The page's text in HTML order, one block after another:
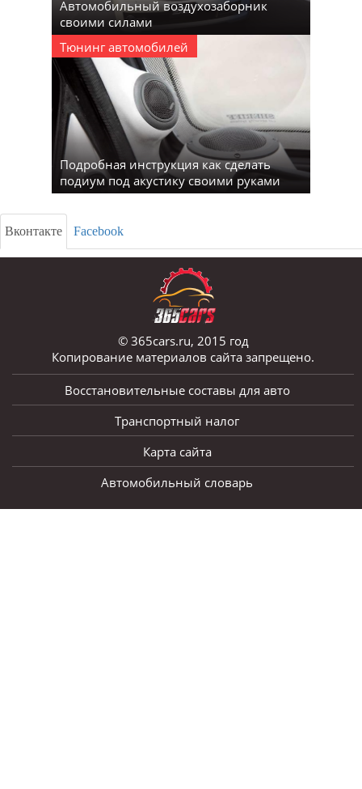
Автомобильный воздухозаборник
своими силами
Тюнинг автомобилей
Подробная инструкция как сделать
подиум под акустику своими руками
Вконтакте Facebook
© 365cars.ru, 2015 год
Копирование материалов сайта запрещено.
Восстановительные составы для авто
Транспортный налог
Карта сайта
Автомобильный словарь